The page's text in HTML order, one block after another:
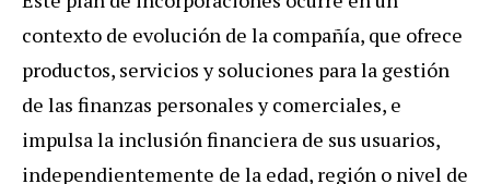
contexto de evolución de la compañía, que ofrece
productos, servicios y soluciones para la gestión
de las finanzas personales y comerciales, e
impulsa la inclusión financiera de sus usuarios,
independientemente de la edad, región o nivel de